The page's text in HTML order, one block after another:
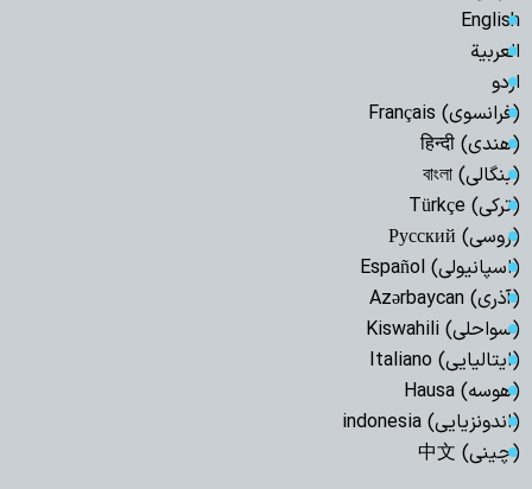
English
العربیة
اردو
(فرانسوی) Français
(هندی) हिन्दी
(بنگالی) বাংলা
(ترکی) Türkçe
(روسی) Русский
(اسپانیولی) Español
(آذری) Azərbaycan
(سواحلی) Kiswahili
(ایتالیایی) Italiano
(هوسه) Hausa
(اندونزیایی) indonesia
(چینی) 中文